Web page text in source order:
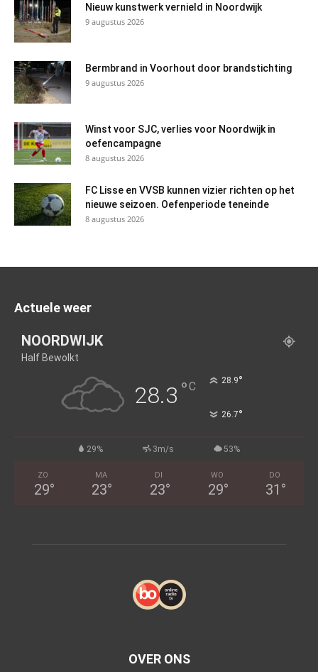
Nieuw kunstwerk vernield in Noordwijk
9 augustus 2026
Bermbrand in Voorhout door brandstichting
9 augustus 2026
Winst voor SJC, verlies voor Noordwijk in
oefencampagne
8 augustus 2026
FC Lisse en VVSB kunnen vizier richten op het
nieuwe seizoen. Oefenperiode teneinde
8 augustus 2026
Actuele weer
NOORDWIJK
Half Bewolkt
28.3 °C 28.9°
26.7°
29% 3m/s 53%
ZO
29°
MA
23°
DI
23°
WO
29°
DO
31 °
OVER ONS